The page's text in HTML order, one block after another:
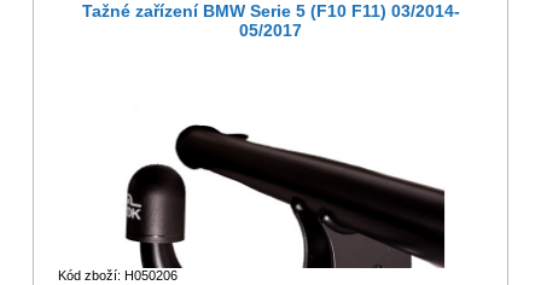
Tažné zařízení BMW Serie 5 (F10 F11) 03/2014-
05/2017
Kód zboží: H050206